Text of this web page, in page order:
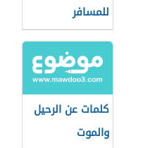
للمسافر
كلمات عن الرحيل
والموت